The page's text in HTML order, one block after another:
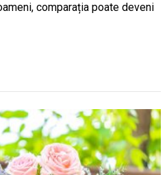
comparația poate deveni